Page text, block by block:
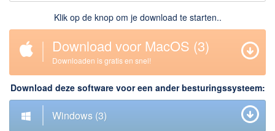
Opnemen Audio en Video
Downloaden
Nieuwslezers (Downloaden via usenet)
Onderhoud & Veiligheid
Klik op de knop om je download te starten..
Download voor MacOS (3)
Downloaden is gratis en snel!
Download deze software voor een ander besturingssysteem:
Windows (3)